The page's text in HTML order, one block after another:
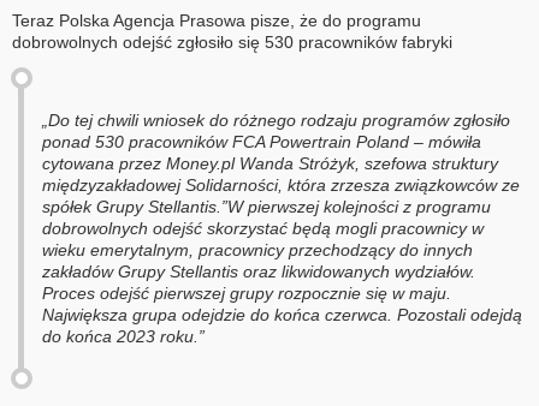
Teraz Polska Agencja Prasowa pisze, że do programu
dobrowolnych odejść zgłosiło się 530 pracowników fabryki
„Do tej chwili wniosek do różnego rodzaju programów zgłosiło
ponad 530 pracowników FCA Powertrain Poland – mówiła
cytowana przez Money.pl Wanda Stróżyk, szefowa struktury
międzyzakładowej Solidarności, która zrzesza związkowców ze
spółek Grupy Stellantis.”W pierwszej kolejności z programu
dobrowolnych odejść skorzystać będą mogli pracownicy w
wieku emerytalnym, pracownicy przechodzący do innych
zakładów Grupy Stellantis oraz likwidowanych wydziałów.
Proces odejść pierwszej grupy rozpocznie się w maju.
Największa grupa odejdzie do końca czerwca. Pozostali odejdą
do końca 2023 roku.”